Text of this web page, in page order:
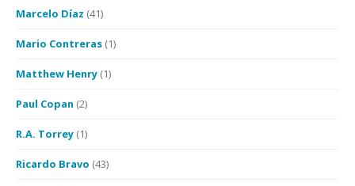
Marcelo Díaz (41)
Mario Contreras (1)
Matthew Henry (1)
Paul Copan (2)
R.A. Torrey (1)
Ricardo Bravo (43)